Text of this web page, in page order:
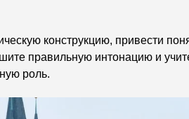
конструкцию, привести
правильную интонацию и
роль.